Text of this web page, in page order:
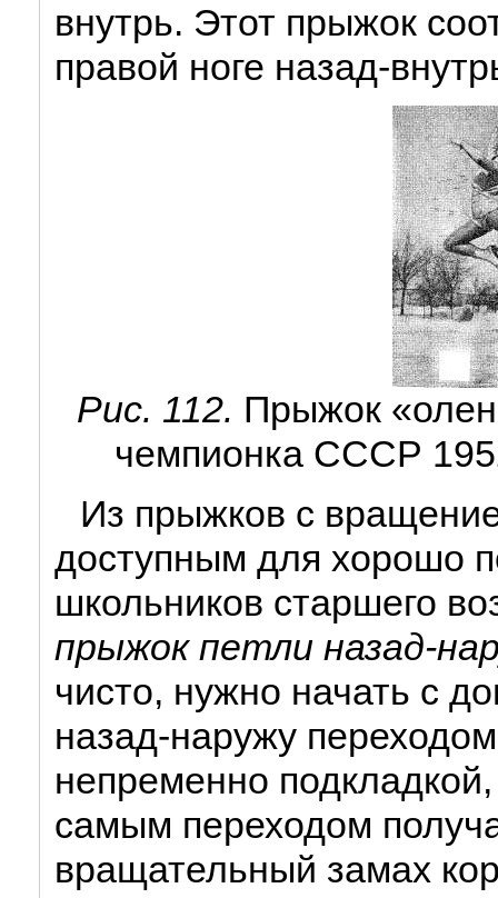
внутрь. Этот прыжок
правой ноге назад-
Рис. 112. Прыжок
чемпионка СССР
Из прыжков с
доступным для хорошо
школьников старшего
прыжок петли назад-
чисто, нужно начать с
назад-наружу
непременно
самым переходом
вращательный замах